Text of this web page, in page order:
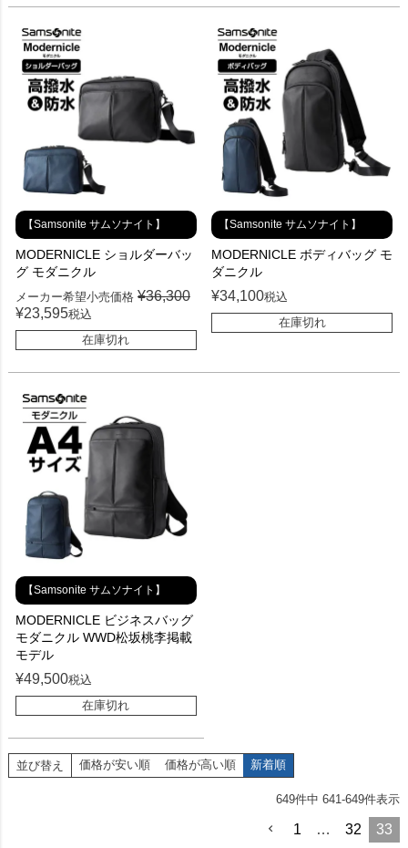
【Samsonite サムソナイト】
MODERNICLE ショルダーバッ
グ モダニクル
メーカー希望小売価格 ¥36,300
¥23,595税込
在庫切れ
【Samsonite サムソナイト】
MODERNICLE ボディバッグ モ
ダニクル
¥34,100税込
在庫切れ
【Samsonite サムソナイト】
MODERNICLE ビジネスバッグ
モダニクル WWD松坂桃李掲載
モデル
¥49,500税込
在庫切れ
並び替え 価格が安い順 価格が高い順 新着順
649件中 641-649件表示
1 … 32 33